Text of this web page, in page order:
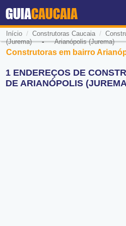
GUIACAUCAIA
Início / Construtoras Caucaia/
(Jurema)-Arianópolis (Jurema)
Construtoras em bairro
1 ENDEREÇOS DE
DE ARIANÓPOLIS